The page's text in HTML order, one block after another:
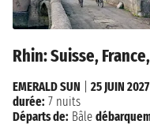
Rhin: Suisse,
EMERALD SUN
25 JUIN 2027
durée: 7 nuits
Départs de: Bâle